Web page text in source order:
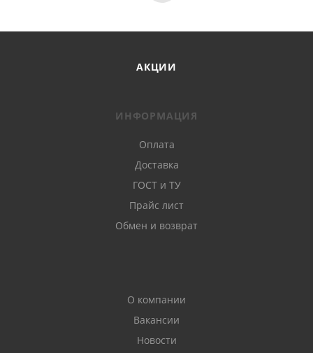
АКЦИИ
ИНФОРМАЦИЯ
Оплата
Доставка
ГОСТ и ТУ
Прайс лист
Обмен и возврат
О компании
Вакансии
Новости